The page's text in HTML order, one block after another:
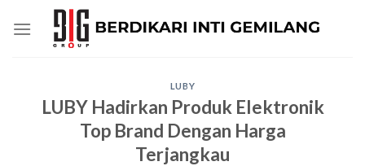
LUBY
LUBY Hadirkan Produk Elektronik
Top Brand Dengan Harga
Terjangkau